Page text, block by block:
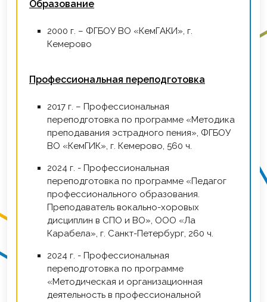
Образование
2000 г. – ФГБОУ ВО «КемГАКИ», г.
Кемерово
Профессиональная переподготовка
2017 г. – Профессиональная
переподготовка по программе «Методика
преподавания эстрадного пения», ФГБОУ
ВО «КемГИК», г. Кемерово, 560 ч.
2024 г. - Профессиональная
переподготовка по программе «Педагог
профессионального образования.
Преподаватель вокально-хоровых
дисциплин в СПО и ВО», ООО «Ла
Карабела», г. Санкт-Петербург, 260 ч.
2024 г. - Профессиональная
переподготовка по программе
«Методическая и организационная
деятельность в профессиональной